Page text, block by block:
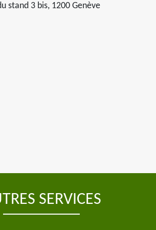
stand 3 bis, 1200 Genève
SERVICES